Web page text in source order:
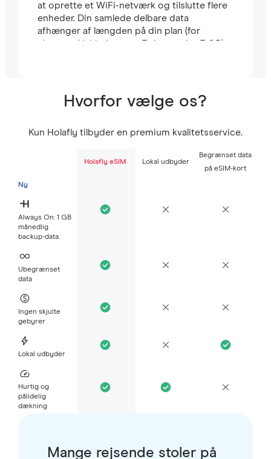
at oprette et WiFi-netværk og tilslutte flere
enheder. Din samlede delbare data
afhænger af længden på din plan (for
eksempel inkluderer en 7-dages plan 7 GB).
Hvorfor vælge os?
Kun Holafly tilbyder en premium kvalitetsservice.
Holafly eSIM Lokal udbyder
Begrænset data
på eSIM-kort
Ny
Always On: 1 GB
månedlig
backup-data.
Ubegrænset
data
Ingen skjulte
gebyrer
Lokal udbyder
Hurtig og
pålidelig
dækning
Mange rejsende stoler på